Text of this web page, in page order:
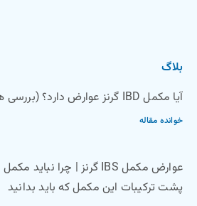
بلاگ
آیا مکمل IBD گرنز عوارض دارد؟ (بررسی هشدارهای مهم مصرف)
خوانده مقاله
پشت ترکیبات این مکمل که باید بدانید